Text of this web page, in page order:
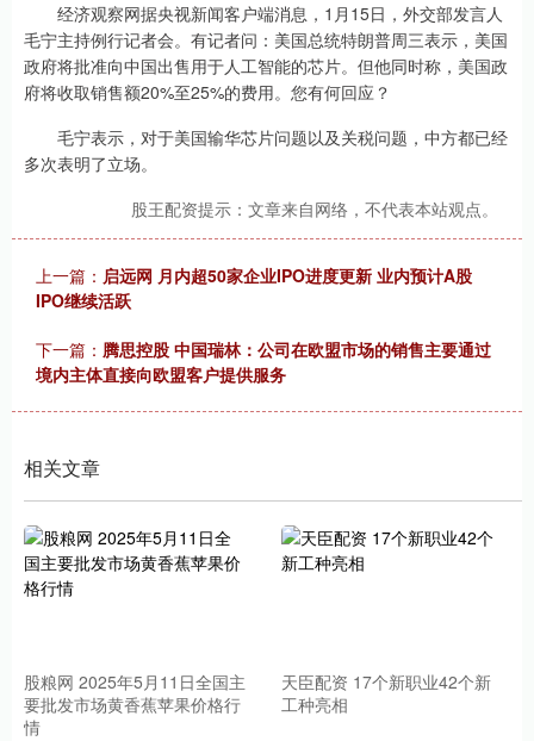
经济观察网据央视新闻客户端消息，1月15日，外交部发言人
毛宁主持例行记者会。有记者问：美国总统特朗普周三表示，美国
政府将批准向中国出售用于人工智能的芯片。但他同时称，美国政
府将收取销售额20%至25%的费用。您有何回应？
毛宁表示，对于美国输华芯片问题以及关税问题，中方都已经
多次表明了立场。
股王配资提示：文章来自网络，不代表本站观点。
上一篇： 启远网 月内超50家企业IPO进度更新 业内预计A股
IPO继续活跃
下一篇： 腾思控股 中国瑞林：公司在欧盟市场的销售主要通过
境内主体直接向欧盟客户提供服务
相关文章
股粮网 2025年5月11日全国主
要批发市场黄香蕉苹果价格行
情
天臣配资 17个新职业42个新
工种亮相